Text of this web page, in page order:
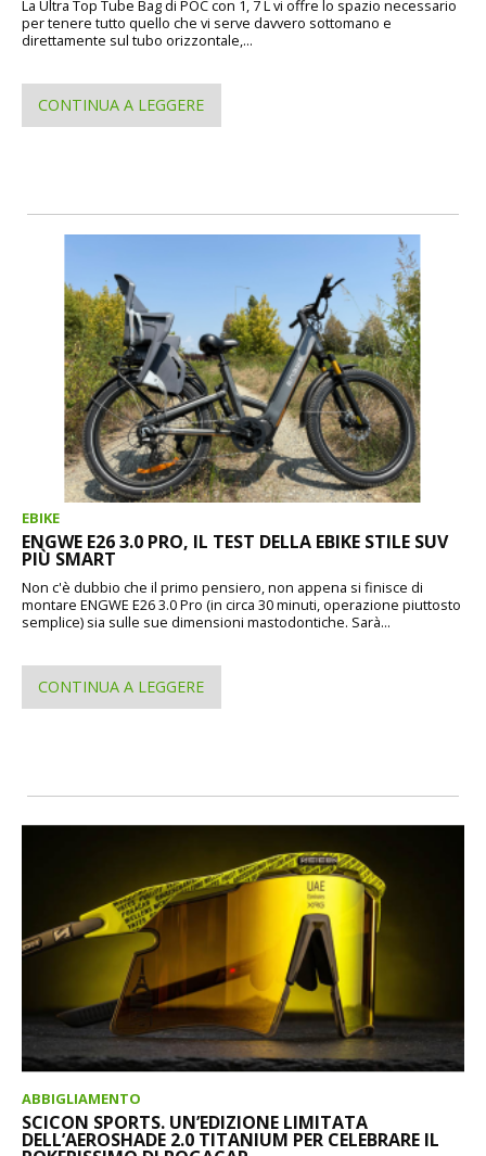
La Ultra Top Tube Bag di POC con 1, 7 L vi offre lo spazio necessario
per tenere tutto quello che vi serve davvero sottomano e
direttamente sul tubo orizzontale,...
CONTINUA A LEGGERE
EBIKE
ENGWE E26 3.0 PRO, IL TEST DELLA EBIKE STILE SUV
PIÙ SMART
Non c'è dubbio che il primo pensiero, non appena si finisce di
montare ENGWE E26 3.0 Pro (in circa 30 minuti, operazione piuttosto
semplice) sia sulle sue dimensioni mastodontiche. Sarà...
CONTINUA A LEGGERE
ABBIGLIAMENTO
SCICON SPORTS. UN’EDIZIONE LIMITATA
DELL’AEROSHADE 2.0 TITANIUM PER CELEBRARE IL